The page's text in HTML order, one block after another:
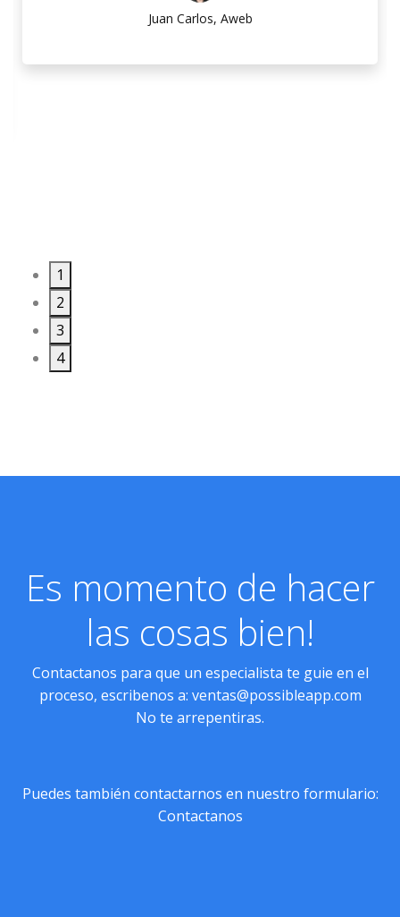
Juan Carlos, Aweb
1
2
3
4
Es momento de hacer
las cosas bien!
Contactanos para que un especialista te guie en el
proceso, escribenos a: ventas@possibleapp.com
No te arrepentiras.
Puedes también contactarnos en nuestro formulario:
Contactanos